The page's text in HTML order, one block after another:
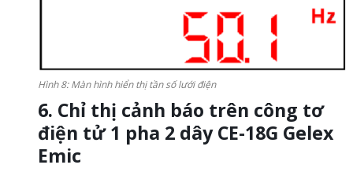
Hình 8: Màn hình hiển thị tần số lưới điện
6. Chỉ thị cảnh báo trên công tơ
điện tử 1 pha 2 dây CE-18G Gelex
Emic